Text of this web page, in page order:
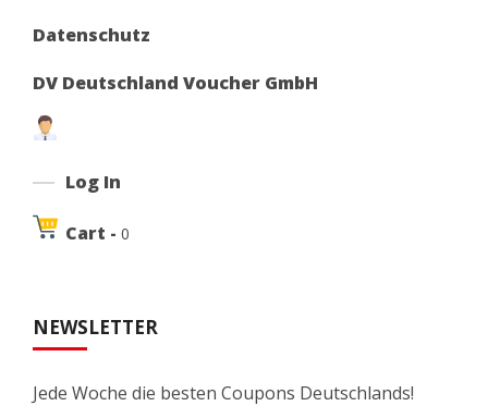
Datenschutz
DV Deutschland Voucher GmbH
Log In
Cart - 0
NEWSLETTER
Jede Woche die besten Coupons Deutschlands!